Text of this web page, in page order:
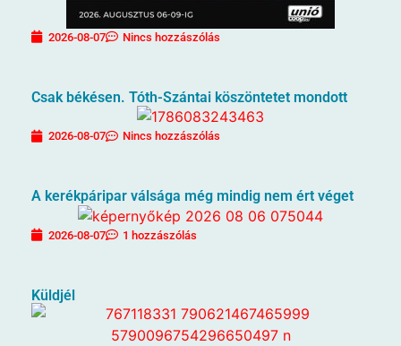
2026-08-07 Nincs hozzászólás
Csak békésen. Tóth-Szántai köszöntetet mondott
2026-08-07 Nincs hozzászólás
A kerékpáripar válsága még mindig nem ért véget
2026-08-07 1 hozzászólás
Küldjél